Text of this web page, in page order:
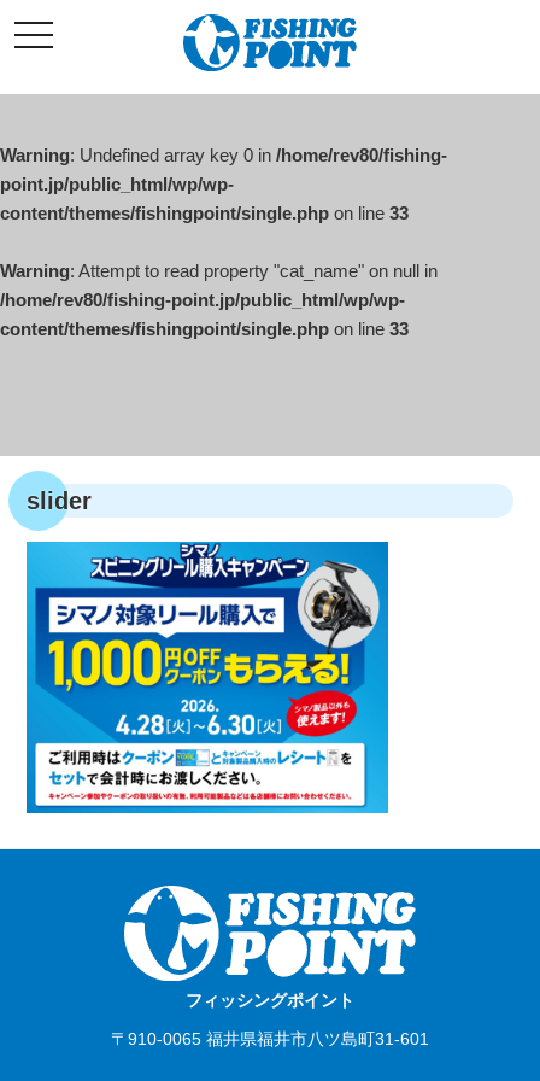
ン
ン
へ
ス
キ
プ
t
o
l
v
i
a
o
n
Warning: Undefined array key 0 in /home/rev80/fishing-
point.jp/public_html/wp/wp-
content/themes/fishingpoint/single.php on line 33
Warning: Attempt to read property "cat_name" on null in
/home/rev80/fishing-point.jp/public_html/wp/wp-
content/themes/fishingpoint/single.php on line 33
slider
フィッシングポイント
〒910-0065 福井県福井市八ツ島町31-601